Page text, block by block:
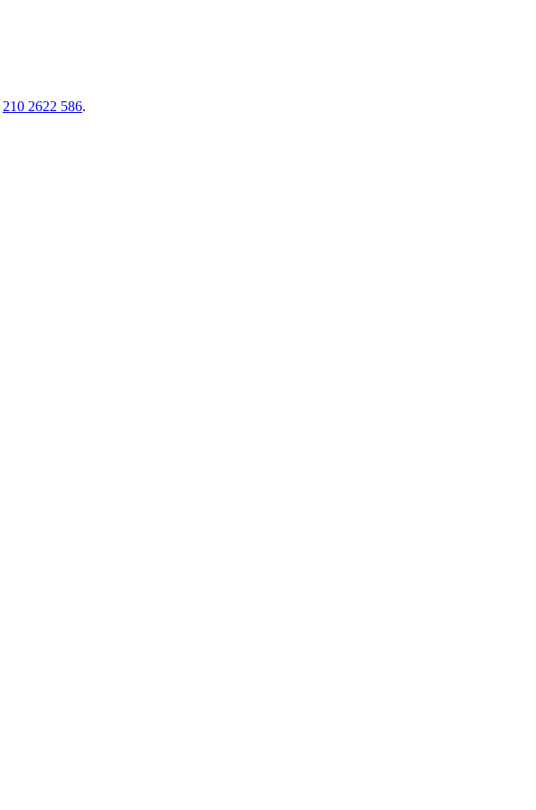
210 2622 586.